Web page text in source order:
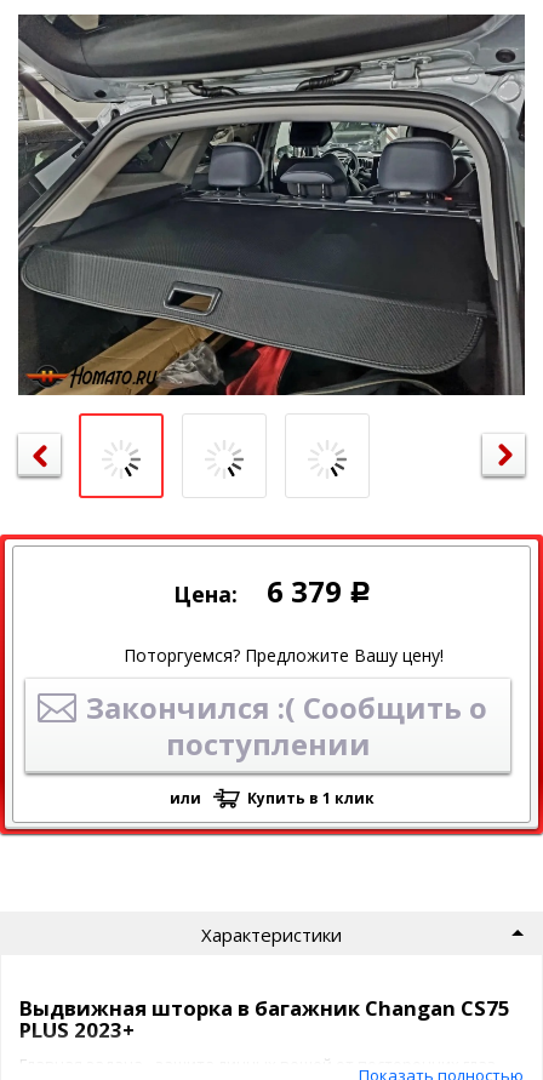
Цена: 6 379 Р
Поторгуемся? Предложите Вашу цену!
Закончился :( Сообщить о
поступлении
или Купить в 1 клик
Характеристики
Выдвижная шторка в багажник Changan CS75
PLUS 2023+
Главная задача - защита личных вещей от посторонних глаз,
Показать полностью